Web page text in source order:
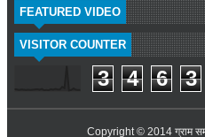
FEATURED VIDEO
VISITOR COUNTER
3 4 6 3
Copyright © 2014 ग्राम